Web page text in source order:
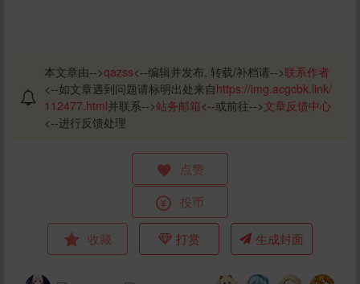
给qazss打赏
本文章由-->qazss<--编辑并发布, 转载/补档请-->联系作者
<--如文章遇到问题请标明出处来自https://img.acgcbk.link/
112477.html并联系-->站务邮箱<--或前往-->文章反馈中心
<--进行反馈处理
点赞
投币
收藏 打赏 生成封面